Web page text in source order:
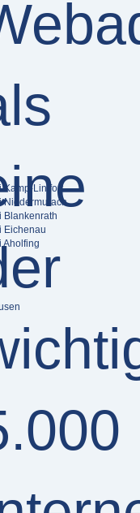
Kamp-Lintfort
Niedermurach
Blankenrath
Eichenau
Aholfing